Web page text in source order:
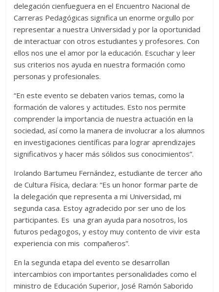
delegación cienfueguera en el Encuentro Nacional de
Carreras Pedagógicas significa un enorme orgullo por
representar a nuestra Universidad y por la oportunidad
de interactuar con otros estudiantes y profesores. Con
ellos nos une el amor por la educación. Escuchar y leer
sus criterios nos ayuda en nuestra formación como
personas y profesionales.
“En este evento se debaten varios temas, como la
formación de valores y actitudes. Esto nos permite
comprender la importancia de nuestra actuación en la
sociedad, así como la manera de involucrar a los alumnos
en investigaciones científicas para lograr aprendizajes
significativos y hacer más sólidos sus conocimientos”.
Irolando Bartumeu Fernández, estudiante de tercer año
de Cultura Física, declara: “Es un honor formar parte de
la delegación que representa a mi Universidad, mi
segunda casa. Estoy agradecido por ser uno de los
participantes. Es una gran ayuda para nosotros, los
futuros pedagogos, y estoy muy contento de vivir esta
experiencia con mis compañeros”.
En la segunda etapa del evento se desarrollan
intercambios con importantes personalidades como el
ministro de Educación Superior, José Ramón Saborido